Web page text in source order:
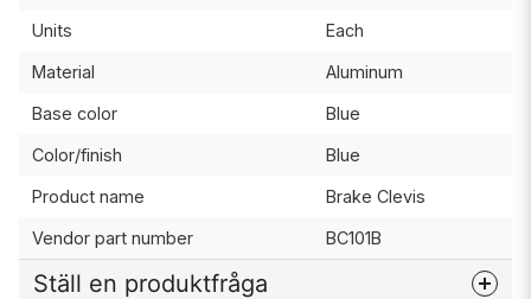
Units Each
Material Aluminum
Base color Blue
Color/finish Blue
Product name Brake Clevis
Vendor part number BC101B
Ställ en produktfråga